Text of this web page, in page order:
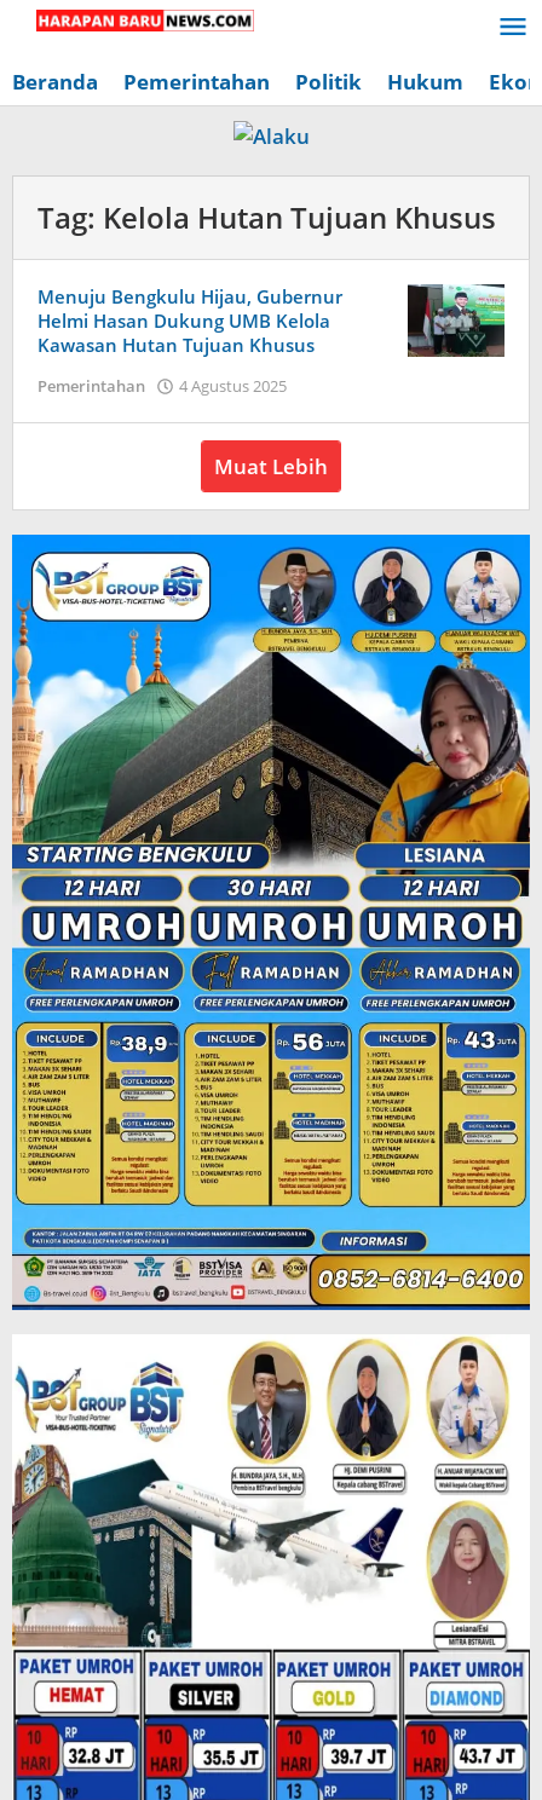
Lewati
konten
Beranda Pemerintahan Politik Hukum
Tag: Kelola Hutan Tujuan Khusus
Menuju Bengkulu Hijau, Gubernur
Helmi Hasan Dukung UMB Kelola
Kawasan Hutan Tujuan Khusus
Pemerintahan 4 Agustus 2025
Harapan
News
Muat Lebih